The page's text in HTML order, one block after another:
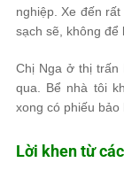
nghiệp. Xe đến
sạch sẽ, không để
Chị Nga ở thị trấn
qua. Bể nhà tôi
xong có phiếu bảo
Lời khen từ